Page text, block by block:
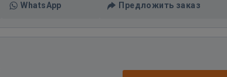
WhatsApp Предложить заказ